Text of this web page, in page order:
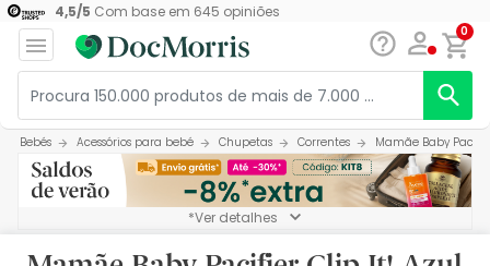
4,5/5 Com base em 645 opiniões
0
Bebés Acessórios para bebé Chupetas Correntes Mamãe Baby
*Ver detalhes